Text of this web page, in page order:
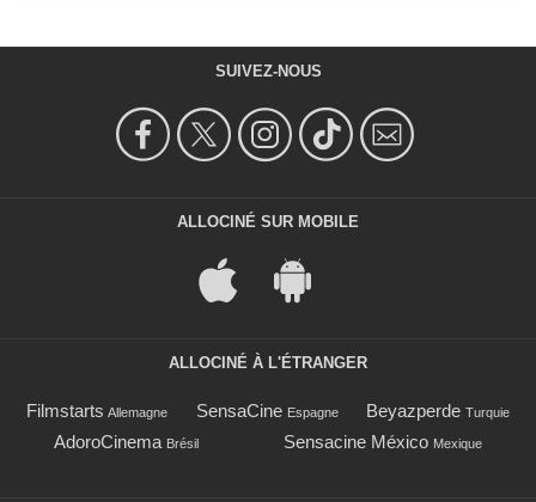
SUIVEZ-NOUS
ALLOCINÉ SUR MOBILE
ALLOCINÉ À L'ÉTRANGER
Filmstarts Allemagne SensaCine Espagne Beyazperde Turquie
AdoroCinema Brésil Sensacine México Mexique